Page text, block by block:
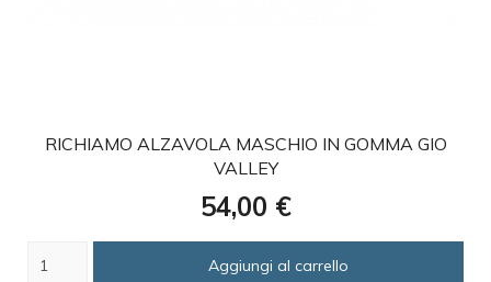
RICHIAMO ALZAVOLA MASCHIO IN GOMMA GIO
VALLEY
Prezzo
54,00 €
Aggiungi al carrello